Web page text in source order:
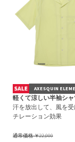
AXESQUIN
軽くて涼しい半袖シャ
汗を放出して、風を
チレーション効果
通常価格￥22,000